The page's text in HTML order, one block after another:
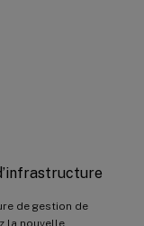
de gestion de
la nouvelle